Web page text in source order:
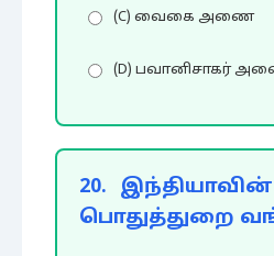
(C) வைகை அணை
(D) பவானிசாகர்
20. இந்தியாவின்
பொதுத்துறை